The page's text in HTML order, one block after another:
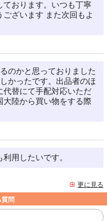
ております。いつも丁寧
ざいます また次回もよ
のかと思っておりました
かったです。出品者のほ
代替にて手配対応いただ
大陸から買い物をする際
用したいです。
更に見る
質問